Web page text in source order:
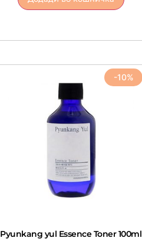
-10%
Pyunkang yul Essence Toner 100ml